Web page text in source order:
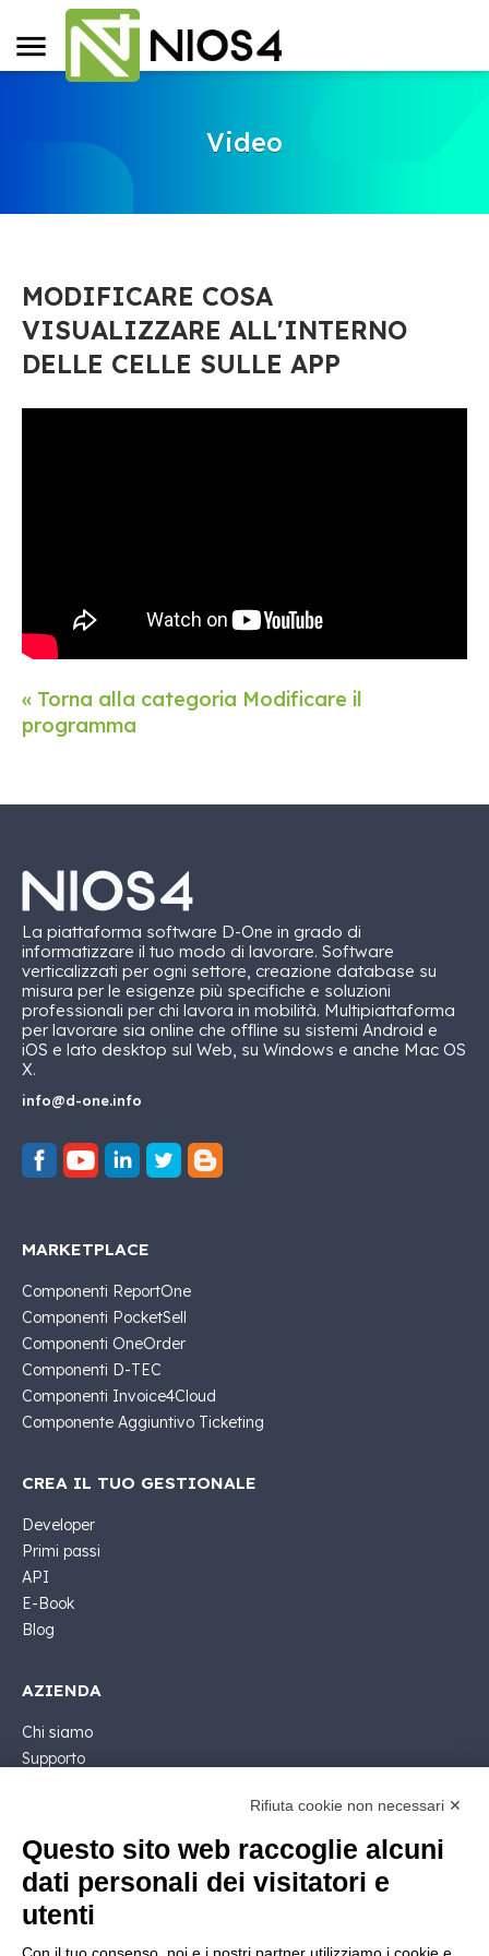
Video
MODIFICARE COSA
VISUALIZZARE ALL'INTERNO
DELLE CELLE SULLE APP
« Torna alla categoria Modificare il
programma
La piattaforma software D-One in grado di
informatizzare il tuo modo di lavorare. Software
verticalizzati per ogni settore, creazione database su
misura per le esigenze più specifiche e soluzioni
professionali per chi lavora in mobilità. Multipiattaforma
per lavorare sia online che offline su sistemi Android e
iOS e lato desktop sul Web, su Windows e anche Mac OS
X.
info@d-one.info
MARKETPLACE
Componenti ReportOne
Componenti PocketSell
Componenti OneOrder
Componenti D-TEC
Componenti Invoice4Cloud
Componente Aggiuntivo Ticketing
CREA IL TUO GESTIONALE
Developer
Primi passi
API
E-Book
Blog
AZIENDA
Chi siamo
Supporto
Segui Nios4
NOTE LEGALI
Rifiuta cookie non necessari ✕
Questo sito web raccoglie alcuni
dati personali dei visitatori e
utenti